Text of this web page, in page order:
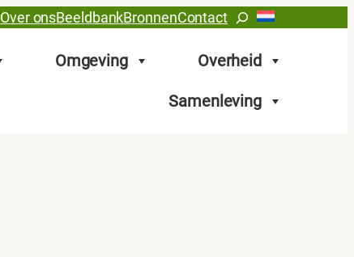
Over onsBeeldbankBronnenContactZoeken
Omgeving Overheid
Samenleving